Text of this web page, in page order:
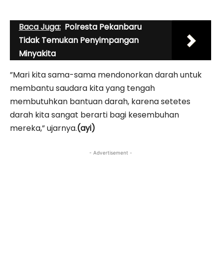
Baca Juga: Polresta Pekanbaru
Tidak Temukan Penyimpangan
Minyakita
”Mari kita sama-sama mendonorkan darah untuk
membantu saudara kita yang tengah
membutuhkan bantuan darah, karena setetes
darah kita sangat berarti bagi kesembuhan
mereka,” ujarnya.(ayi)
- Advertisement -